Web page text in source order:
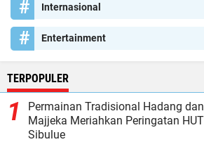
Internasional
Entertainment
TERPOPULER
Permainan Tradisional Hadang dan
Majjeka Meriahkan Peringatan
Sibulue